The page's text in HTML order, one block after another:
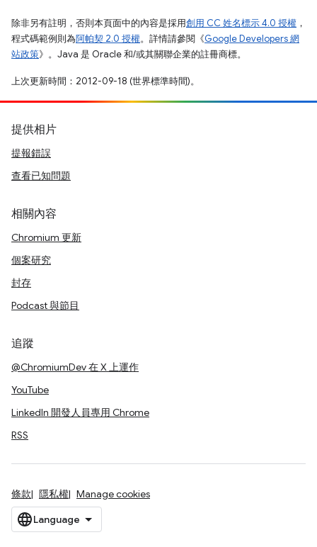
除非另有註明，否則本頁面中的內容是採用創用 CC 姓名標示 4.0 授權 ，
程式碼範例則為阿帕契 2.0 授權。詳情請參閱《Google Developers 網
站政策》。Java 是 Oracle 和/或其關聯企業的註冊商標。
上次更新時間：2012-09-18 (世界標準時間)。
提供相片
提報錯誤
查看已知問題
相關內容
Chromium 更新
個案研究
封存
Podcast 與節目
追蹤
@ChromiumDev 在 X 上運作
YouTube
LinkedIn 開發人員專用 Chrome
RSS
條款 隱私權 Manage cookies